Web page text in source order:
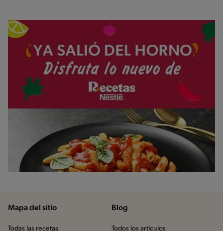
Mapa del sitio
Todas las recetas
Blog
Todos los artículos